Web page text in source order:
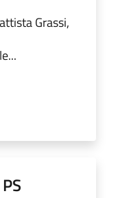
Grassi,